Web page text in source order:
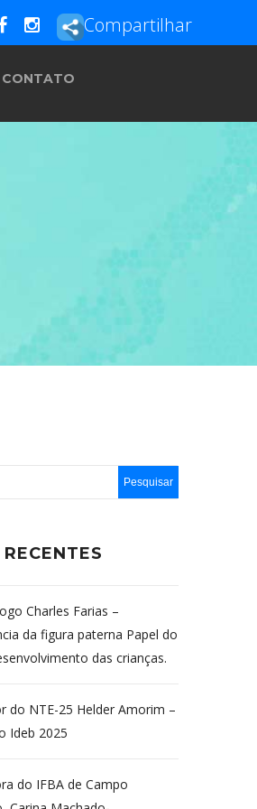
Compartilhar
CONTATO
Charles Farias –
da figura paterna Papel do
das crianças.
do NTE-25 Helder Amorim –
Ideb 2025
do IFBA de Campo